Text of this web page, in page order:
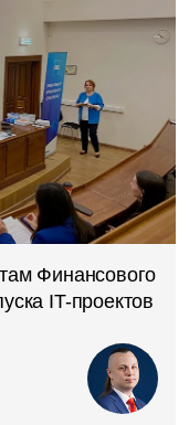
Финансового
IT-проектов